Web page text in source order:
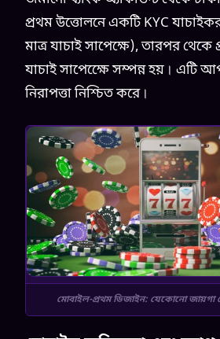
প্রথম উত্তোলনে একটি KYC
মাত্র যাচাই সাপেক্ষে), তারপর থেকে
যাচাই সাপেক্ষেে সম্পন্ন হয়। এটি
নিরাপত্তা নিশ্চিত করে।
মোবাইল-প্রথম ডিজাইন: যেকোনো জায়গা